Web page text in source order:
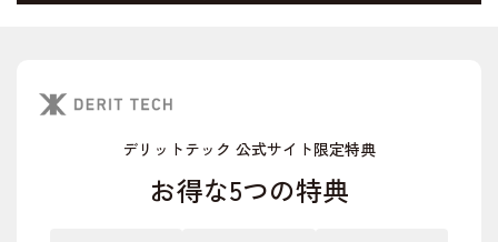
デリットテック 公式サイト限定特典
お得な5つの特典